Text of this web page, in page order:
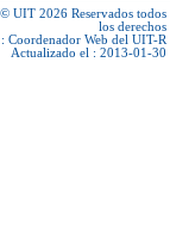
UIT 2026 Reservados todos
los derechos
Coordenador Web del UIT-R
Actualizado el : 2013-01-30